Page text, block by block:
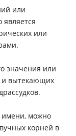
или
является
или
значения или
и вытекающих
имени, можно
корней в